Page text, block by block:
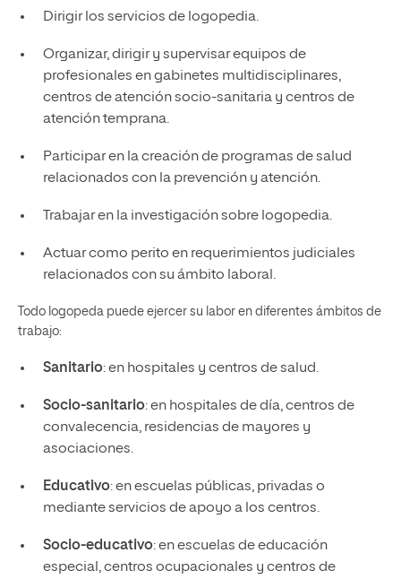
Dirigir los servicios de logopedia.
Organizar, dirigir y supervisar equipos de
profesionales en gabinetes multidisciplinares,
centros de atención socio-sanitaria y centros de
atención temprana.
Participar en la creación de programas de salud
relacionados con la prevención y atención.
Trabajar en la investigación sobre logopedia.
Actuar como perito en requerimientos judiciales
relacionados con su ámbito laboral.
Todo logopeda puede ejercer su labor en diferentes ámbitos de
trabajo:
Sanitario: en hospitales y centros de salud.
Socio-sanitario: en hospitales de día, centros de
convalecencia, residencias de mayores y
asociaciones.
Educativo: en escuelas públicas, privadas o
mediante servicios de apoyo a los centros.
Socio-educativo: en escuelas de educación
especial, centros ocupacionales y centros de